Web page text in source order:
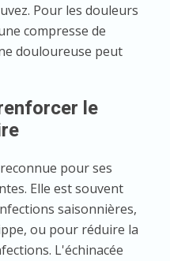
Pour les douleurs
compresse de
douloureuse peut
le
pour ses
Elle est souvent
saisonnières,
ou pour réduire la
L'échinacée